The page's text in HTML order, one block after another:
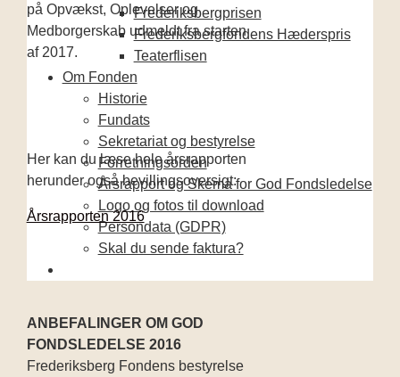
Frederiksbergprisen
Frederiksbergfondens Hæderspris
Teaterflisen
Om Fonden
Historie
Fundats
Sekretariat og bestyrelse
Forretningsorden
Årsrapport og Skema for God Fondsledelse
Logo og fotos til download
Persondata (GDPR)
Skal du sende faktura?
på Opvækst, Oplevelser og
Medborgerskab udmeldt fra starten
af 2017.
Her kan du læse hele årsrapporten
herunder også bevillingsoversigt:
Årsrapporten 2016
ANBEFALINGER OM GOD
FONDSLEDELSE 2016
Frederiksberg Fondens bestyrelse